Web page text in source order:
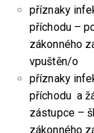
příznaky
příchodu –
zákonného
vpuštěn/o
příznaky
příchodu a
zástupce –
zákonného